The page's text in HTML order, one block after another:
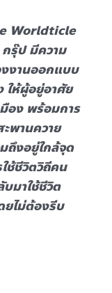
Worldticle
รุ๊ป มีความ
งานออกแบบ
ให้ผู้อยู่อาศัย
อง พร้อมการ
พานควาย
ถึงอยู่ใกล้จุด
ช้ชีวิตวิถีคน
มาใช้ชีวิต
ยไม่ต้องรีบ